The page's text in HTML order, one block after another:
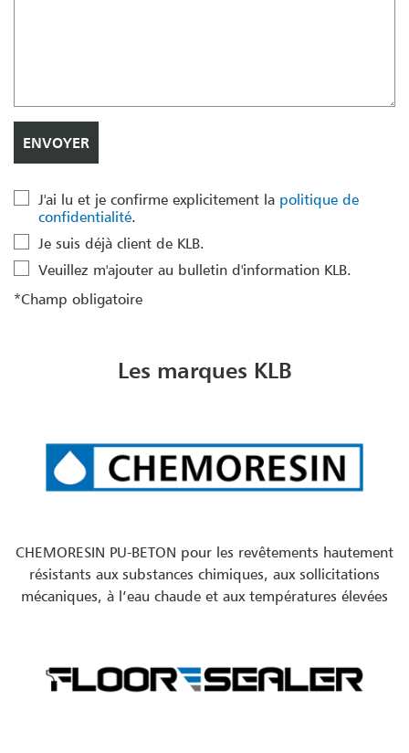
J'ai lu et je confirme explicitement la politique de
confidentialité.
Je suis déjà client de KLB.
Veuillez m'ajouter au bulletin d'information KLB.
*Champ obligatoire
Les marques KLB
CHEMORESIN PU-BETON pour les revêtements hautement
résistants aux substances chimiques, aux sollicitations
mécaniques, à l’eau chaude et aux températures élevées